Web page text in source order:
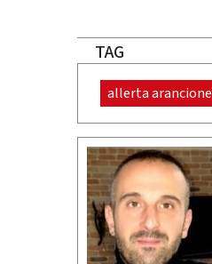
TAG
allerta arancione